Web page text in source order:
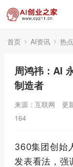
首页 AI资讯 热
周鸿祎：AI
制造者
来源：互联网 更
164
360集团创始
发表看法，强